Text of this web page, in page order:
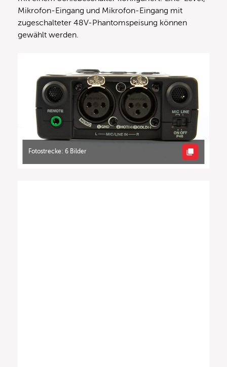
Mikrofon-Eingang und Mikrofon-Eingang mit
zugeschalteter 48V-Phantomspeisung können
gewählt werden.
Fotostrecke: 6 Bilder